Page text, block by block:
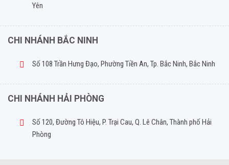
Yên
CHI NHÁNH BẮC NINH
Số 108 Trần Hưng Đạo, Phường Tiền An, Tp. Bắc Ninh, Bắc Ninh
CHI NHÁNH HẢI PHÒNG
Số 120, Đường Tô Hiệu, P. Trại Cau, Q. Lê Chân, Thành phố Hải
Phòng